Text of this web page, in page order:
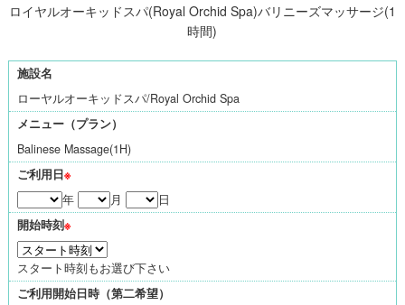
ロイヤルオーキッドスパ(Royal Orchid Spa)バリニーズマッサージ(1
時間)
施設名
ローヤルオーキッドスパ/Royal Orchid Spa
メニュー（プラン）
Balinese Massage(1H)
ご利用日※
年
月
日
開始時刻※
スタート時刻もお選び下さい
ご利用開始日時（第二希望）